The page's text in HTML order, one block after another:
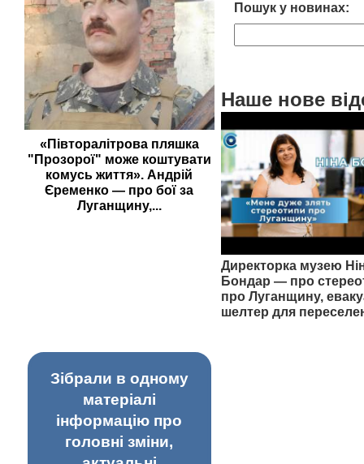
«Півторалітрова пляшка
"Прозорої" може коштувати
комусь життя». Андрій
Єременко — про бої за
Луганщину,...
Пошук у новинах:
Наше нове
Директорка музею
Бондар — про
про Луганщину,
шелтер для
Зібрали в одному
матеріалі
інформацію про
головні зміни,